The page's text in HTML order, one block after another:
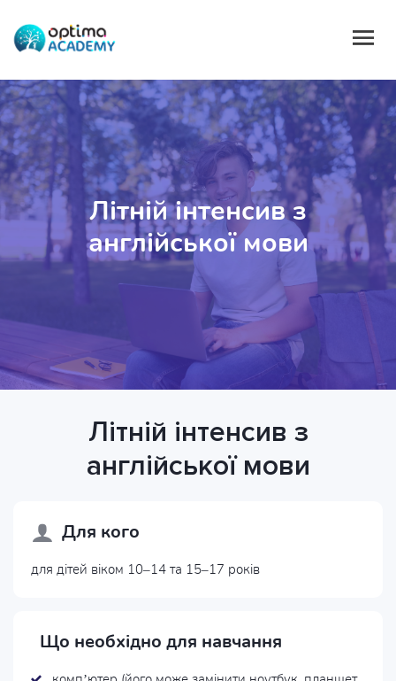
Літній інтенсив з
англійської мови
Літній інтенсив з
англійської мови
Для кого
для дітей віком 10–14 та 15–17 років
Що необхідно для навчання